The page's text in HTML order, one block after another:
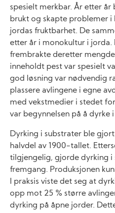
spesielt merkbar. År etter år
brukt og skapte problemer i
jordas fruktbarhet. De
etter år i monokultur i jorda.
frembrakte deretter
inneholdt pest var spesielt
god løsning var nødvendig
plassere avlingene i egne
med vekstmedier i stedet
var begynnelsen på å dyrke
Dyrking i substrater ble
halvdel av 1900-tallet.
tilgjengelig, gjorde dyrking i
fremgang. Produksjonen
I praksis viste det seg at
opp mot 25 % større
dyrking på åpne jorder.